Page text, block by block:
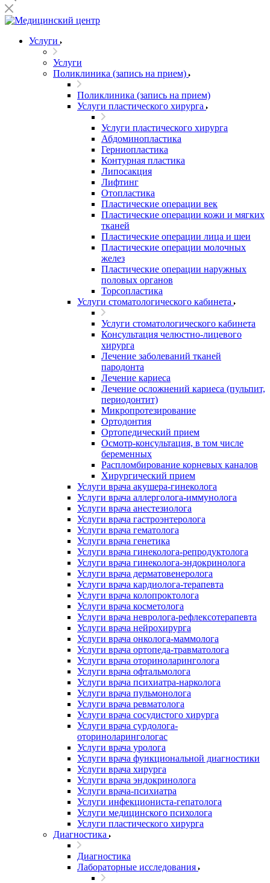
Услуги
Услуги
Поликлиника (запись на прием)
Поликлиника (запись на прием)
Услуги пластического хирурга
Услуги пластического хирурга
Абдоминопластика
Герниопластика
Контурная пластика
Липосакция
Лифтинг
Отопластика
Пластические операции век
Пластические операции кожи и мягких
тканей
Пластические операции лица и шеи
Пластические операции молочных
желез
Пластические операции наружных
половых органов
Торсопластика
Услуги стоматологического кабинета
Услуги стоматологического кабинета
Консультация челюстно-лицевого
хирурга
Лечение заболеваний тканей
пародонта
Лечение кариеса
Лечение осложнений кариеса (пульпит,
периодонтит)
Микропротезирование
Ортодонтия
Ортопедический прием
Осмотр-консультация, в том числе
беременных
Распломбирование корневых каналов
Хирургический прием
Услуги врача акушера-гинеколога
Услуги врача аллерголога-иммунолога
Услуги врача анестезиолога
Услуги врача гастроэнтеролога
Услуги врача гематолога
Услуги врача генетика
Услуги врача гинеколога-репродуктолога
Услуги врача гинеколога-эндокринолога
Услуги врача дерматовенеролога
Услуги врача кардиолога-терапевта
Услуги врача колопроктолога
Услуги врача косметолога
Услуги врача невролога-рефлексотерапевта
Услуги врача нейрохирурга
Услуги врача онколога-маммолога
Услуги врача ортопеда-травматолога
Услуги врача оториноларинголога
Услуги врача офтальмолога
Услуги врача психиатра-нарколога
Услуги врача пульмонолога
Услуги врача ревматолога
Услуги врача сосудистого хирурга
Услуги врача сурдолога-
оториноларингологас
Услуги врача уролога
Услуги врача функциональной диагностики
Услуги врача хирурга
Услуги врача эндокринолога
Услуги врача-психиатра
Услуги инфекциониста-гепатолога
Услуги медицинского психолога
Услуги пластического хирурга
Диагностика
Диагностика
Лабораторные исследования